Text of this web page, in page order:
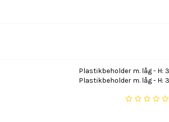
Plastikbeholder m. låg - H:
Plastikbeholder m. låg - H: